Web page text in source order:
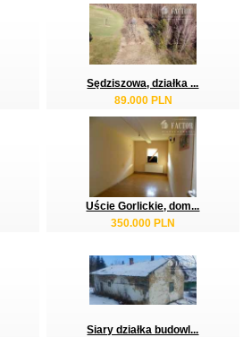
Sędziszowa, działka ...
89.000 PLN
Uście Gorlickie, dom...
350.000 PLN
Siary działka budowl...